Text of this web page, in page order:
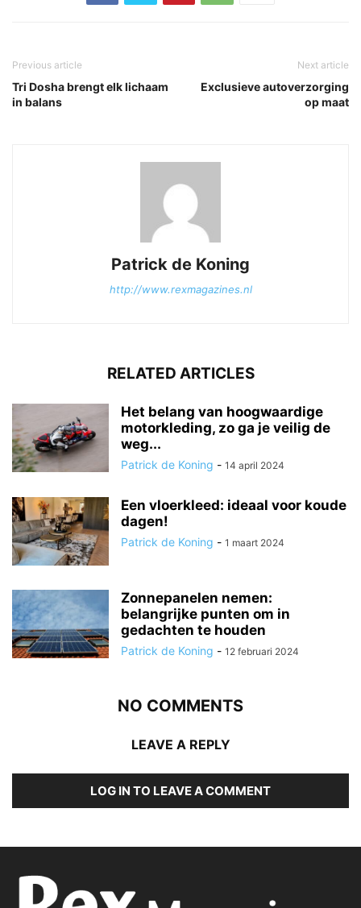
Previous article
Tri Dosha brengt elk lichaam
in balans
Next article
Exclusieve autoverzorging
op maat
Patrick de Koning
http://www.rexmagazines.nl
RELATED ARTICLES
Het belang van hoogwaardige
motorkleding, zo ga je veilig de
weg...
Patrick de Koning - 14 april 2024
Een vloerkleed: ideaal voor koude
dagen!
Patrick de Koning - 1 maart 2024
Zonnepanelen nemen:
belangrijke punten om in
gedachten te houden
Patrick de Koning - 12 februari 2024
NO COMMENTS
LEAVE A REPLY
LOG IN TO LEAVE A COMMENT